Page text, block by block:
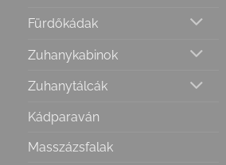
Fürdőkádak
Zuhanykabinok
Zuhanytálcák
Kádparaván
Masszázsfalak